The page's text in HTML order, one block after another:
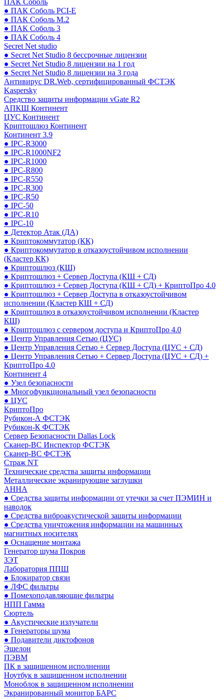
● ПАК Соболь PCI-E
● ПАК Соболь М.2
● ПАК Соболь 3
● ПАК Соболь 4
Secret Net studio
● Secret Net Studio 8 бессрочные лицензии
● Secret Net Studio 8 лицензии на 1 год
● Secret Net Studio 8 лицензии на 3 года
Антивирус DR.Web, сертифицированный ФСТЭК
Kaspersky
Средство защиты информации vGate R2
АПКШ Континент
ЦУС Континент
Криптошлюз Континент
Континент 3.9
● IPC-R3000
● IPC-R1000NF2
● IPC-R1000
● IPC-R800
● IPC-R550
● IPC-R300
● IPC-R50
● IPC-50
● IPC-R10
● IPC-10
● Детектор Атак (ДА)
● Криптокоммутатор (КК)
● Криптокоммутатор в отказоустойчивом исполнении
(Кластер КК)
● Криптошлюз (КШ)
● Криптошлюз + Сервер Доступа (КШ + СД)
● Криптошлюз + Сервер Доступа (КШ + СД) + КриптоПро 4.0
● Криптошлюз + Сервер Доступа в отказоустойчивом
исполнении (Кластер КШ + СД)
● Криптошлюз в отказоустойчивом исполнении (Кластер
КШ)
● Криптошлюз с сервером доступа и КриптоПро 4.0
● Центр Управления Сетью (ЦУС)
● Центр Управления Сетью + Сервер Доступа (ЦУС + СД)
● Центр Управления Сетью + Сервер Доступа (ЦУС + СД) +
КриптоПро 4.0
Континент 4
● Узел безопасности
● Многофункциональный узел безопасности
● ЦУС
КриптоПро
Рубикон-А ФСТЭК
Рубикон-К ФСТЭК
Сервер Безопасности Dallas Lock
Сканер-ВС Инспектор ФСТЭК
Сканер-ВС ФСТЭК
Страж NT
Технические средства защиты информации
Металлические экранирующие заглушки
АННА
● Средства защиты информации от утечки за счет ПЭМИН и
наводок
● Средства виброакустической защиты информации
● Средства уничтожения информации на машинных
магнитных носителях
● Оснащение монтажа
Генератор шума Покров
ЗЭТ
Лаборатория ППШ
● Блокиратор связи
● ЛФС фильтры
● Помехоподавляющие фильтры
НПП Гамма
Сюртель
● Акустические излучатели
● Генераторы шума
● Подавители диктофонов
Эшелон
ПЭВМ
ПК в защищенном исполнении
Ноутбук в защищенном исполнении
Моноблок в защищенном исполнении
Экранированный монитор БАРС